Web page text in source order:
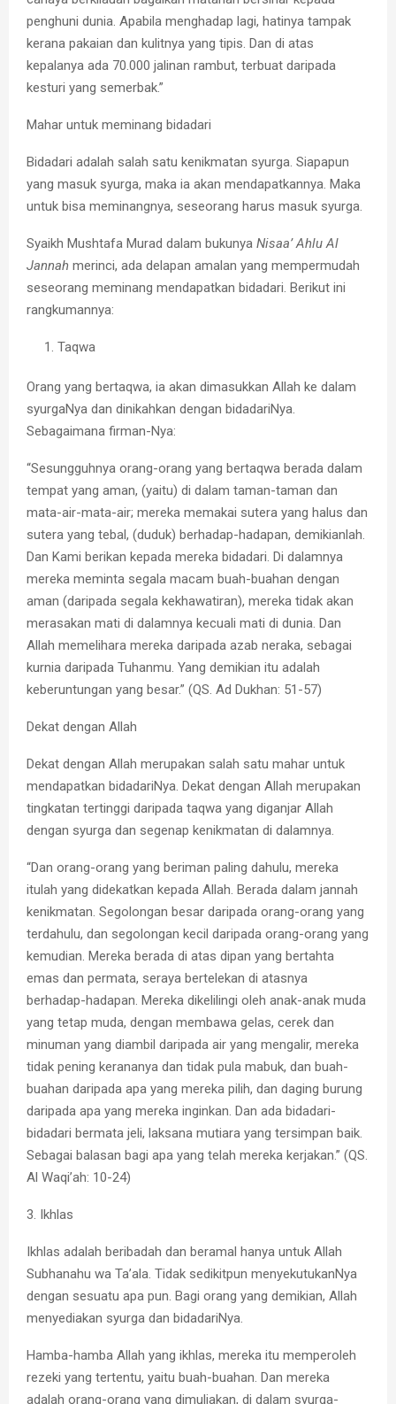
penghuni dunia. Apabila menghadap lagi, hatinya tampak
kerana pakaian dan kulitnya yang tipis. Dan di atas
kepalanya ada 70.000 jalinan rambut, terbuat daripada
kesturi yang semerbak.”
Mahar untuk meminang bidadari
Bidadari adalah salah satu kenikmatan syurga. Siapapun
yang masuk syurga, maka ia akan mendapatkannya. Maka
untuk bisa meminangnya, seseorang harus masuk syurga.
Syaikh Mushtafa Murad dalam bukunya Nisaa’ Ahlu Al
Jannah merinci, ada delapan amalan yang mempermudah
seseorang meminang mendapatkan bidadari. Berikut ini
rangkumannya:
Taqwa
Orang yang bertaqwa, ia akan dimasukkan Allah ke dalam
syurgaNya dan dinikahkan dengan bidadariNya.
Sebagaimana firman-Nya:
“Sesungguhnya orang-orang yang bertaqwa berada dalam
tempat yang aman, (yaitu) di dalam taman-taman dan
mata-air-mata-air; mereka memakai sutera yang halus dan
sutera yang tebal, (duduk) berhadap-hadapan, demikianlah.
Dan Kami berikan kepada mereka bidadari. Di dalamnya
mereka meminta segala macam buah-buahan dengan
aman (daripada segala kekhawatiran), mereka tidak akan
merasakan mati di dalamnya kecuali mati di dunia. Dan
Allah memelihara mereka daripada azab neraka, sebagai
kurnia daripada Tuhanmu. Yang demikian itu adalah
keberuntungan yang besar.” (QS. Ad Dukhan: 51-57)
Dekat dengan Allah
Dekat dengan Allah merupakan salah satu mahar untuk
mendapatkan bidadariNya. Dekat dengan Allah merupakan
tingkatan tertinggi daripada taqwa yang diganjar Allah
dengan syurga dan segenap kenikmatan di dalamnya.
“Dan orang-orang yang beriman paling dahulu, mereka
itulah yang didekatkan kepada Allah. Berada dalam jannah
kenikmatan. Segolongan besar daripada orang-orang yang
terdahulu, dan segolongan kecil daripada orang-orang yang
kemudian. Mereka berada di atas dipan yang bertahta
emas dan permata, seraya bertelekan di atasnya
berhadap-hadapan. Mereka dikelilingi oleh anak-anak muda
yang tetap muda, dengan membawa gelas, cerek dan
minuman yang diambil daripada air yang mengalir, mereka
tidak pening kerananya dan tidak pula mabuk, dan buah-
buahan daripada apa yang mereka pilih, dan daging burung
daripada apa yang mereka inginkan. Dan ada bidadari-
bidadari bermata jeli, laksana mutiara yang tersimpan baik.
Sebagai balasan bagi apa yang telah mereka kerjakan.” (QS.
Al Waqi’ah: 10-24)
3. Ikhlas
Ikhlas adalah beribadah dan beramal hanya untuk Allah
Subhanahu wa Ta’ala. Tidak sedikitpun menyekutukanNya
dengan sesuatu apa pun. Bagi orang yang demikian, Allah
menyediakan syurga dan bidadariNya.
Hamba-hamba Allah yang ikhlas, mereka itu memperoleh
rezeki yang tertentu, yaitu buah-buahan. Dan mereka
adalah orang-orang yang dimuliakan, di dalam syurga-